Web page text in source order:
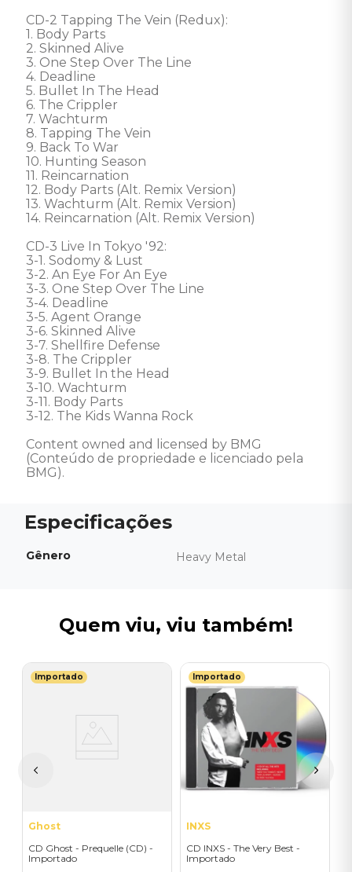
CD-2 Tapping The Vein (Redux):
1. Body Parts
2. Skinned Alive
3. One Step Over The Line
4. Deadline
5. Bullet In The Head
6. The Crippler
7. Wachturm
8. Tapping The Vein
9. Back To War
10. Hunting Season
11. Reincarnation
12. Body Parts (Alt. Remix Version)
13. Wachturm (Alt. Remix Version)
14. Reincarnation (Alt. Remix Version)
CD-3 Live In Tokyo '92:
3-1. Sodomy & Lust
3-2. An Eye For An Eye
3-3. One Step Over The Line
3-4. Deadline
3-5. Agent Orange
3-6. Skinned Alive
3-7. Shellfire Defense
3-8. The Crippler
3-9. Bullet In the Head
3-10. Wachturm
3-11. Body Parts
3-12. The Kids Wanna Rock
Content owned and licensed by BMG
(Conteúdo de propriedade e licenciado pela
BMG).
Gênero Heavy Metal
Quem viu, viu também!
Importado
Ghost
CD Ghost - Prequelle (CD) -
Importado
Importado
INXS
CD INXS - The Very Best -
Importado